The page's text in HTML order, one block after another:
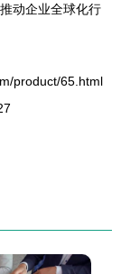
动企业全球化行
product/65.html